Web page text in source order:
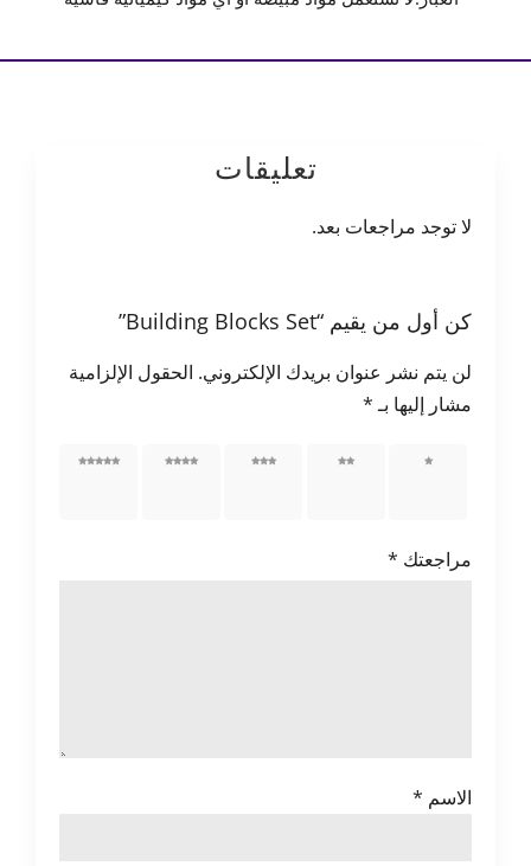
تعليقات
لا توجد مراجعات بعد.
كن أول من يقيم “Building Blocks Set”
لن يتم نشر عنوان بريدك الإلكتروني. الحقول الإلزامية
مشار إليها بـ*
1 من 2 من 3 من 4 من 5 من
مراجعتك *
الاسم *